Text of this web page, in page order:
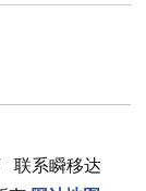
联系瞬移达